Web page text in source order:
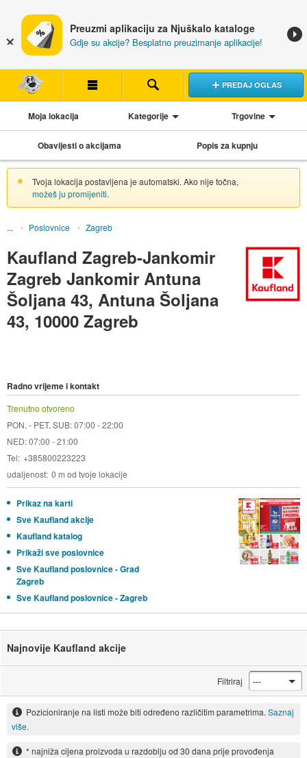
Preuzmi aplikaciju za Njuškalo kataloge
Gdje su akcije? Besplatno preuzimanje aplikacije!
PREDAJ OGLAS
Moja lokacija Kategorije Trgovine
Obavijesti o akcijama Popis za kupnju
Tvoja lokacija postavljena je automatski. Ako nije točna,
možeš ju promijeniti.
Poslovnice Zagreb
Kaufland Zagreb-Jankomir
Zagreb Jankomir Antuna
Šoljana 43, Antuna Šoljana
43, 10000 Zagreb
Radno vrijeme i kontakt
Trenutno otvoreno
PON. - PET, SUB: 07:00 - 22:00
NED: 07:00 - 21:00
Tel +385800223223
udaljenost 0 m od tvoje lokacije
Prikaz na karti
Sve Kaufland akcije
Kaufland katalog
Prikaži sve poslovnice
Sve Kaufland poslovnice - Grad
Zagreb
Sve Kaufland poslovnice - Zagreb
Najnovije Kaufland akcije
Filtriraj
Pozicioniranje na listi može biti određeno različitim parametrima. Saznaj
više.
* najniža cijena proizvoda u razdoblju od 30 dana prije provođenja